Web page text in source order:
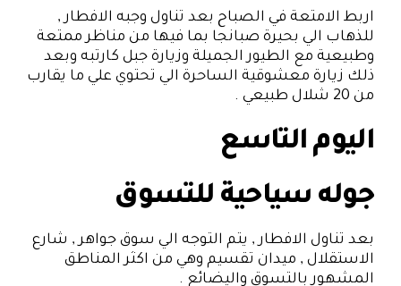
اربط الامتعة في الصباح بعد تناول وجبه الافطار ,
للذهاب الي بحيرة صبانجا بما فيها من مناظر ممتعة
وطبيعية مع الطيور الجميلة وزيارة جبل كارتبه وبعد
ذلك زيارة معشوقية الساحرة الي تحتوي علي ما يقارب
من 20 شلال طبيعي .
اليوم التاسع
جوله سياحية للتسوق
بعد تناول الافطار , يتم التوجه الي سوق جواهر , شارع
الاستقلال , ميدان تقسيم وهي من اكثر المناطق
المشهور بالتسوق واليضائع .